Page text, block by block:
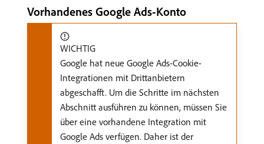
Vorhandenes Google Ads-Konto
WICHTIG
Google hat neue Google Ads-Cookie-
Integrationen mit Drittanbietern
abgeschafft. Um die Schritte im nächsten
Abschnitt ausführen zu können, müssen Sie
über eine vorhandene Integration mit
Google Ads verfügen. Daher ist der